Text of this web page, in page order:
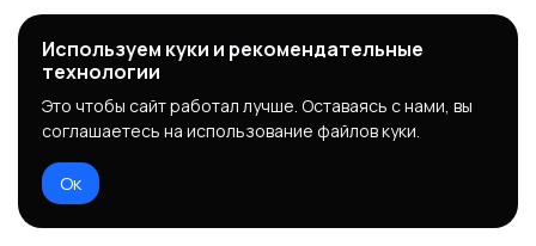
Используем куки и рекомендательные
технологии
Это чтобы сайт работал лучше. Оставаясь с нами, вы
соглашаетесь на использование файлов куки.
Ок